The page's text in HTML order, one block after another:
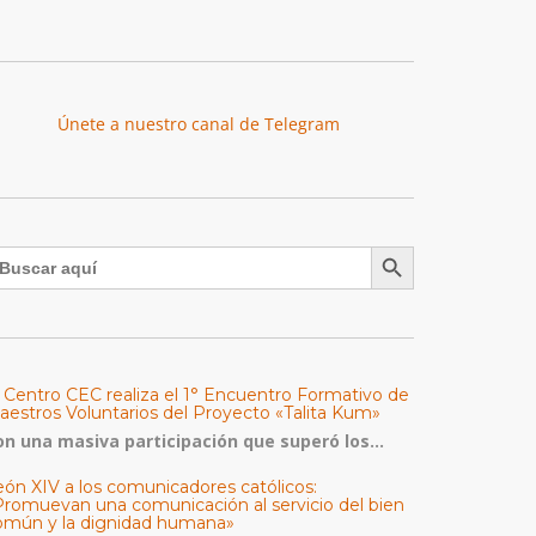
Únete a nuestro canal de Telegram
Botón de búsqueda
Centro CEC realiza el 1° Encuentro Formativo de
Voluntarios del Proyecto «Talita Kum»
una masiva participación que superó los...
XIV a los comunicadores católicos:
una comunicación al servicio del bien
y la dignidad humana»